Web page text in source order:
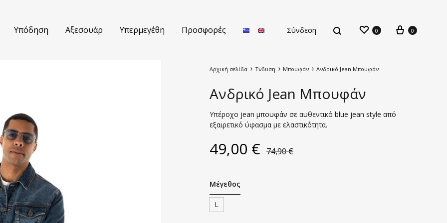
Υπόδηση Αξεσουάρ Υπερμεγέθη Προσφορές Σύνδεση 0 0
Αρχική σελίδα Ένδυση Μπουφάν Ανδρικό Jean Μπουφάν
Ανδρικό Jean Μπουφάν
Υπέροχο jean μπουφάν σε αυθεντικό blue jean style από
εξαιρετικό ύφασμα με ελαστικότητα.
49,00 € 74,90€
Μέγεθος
L